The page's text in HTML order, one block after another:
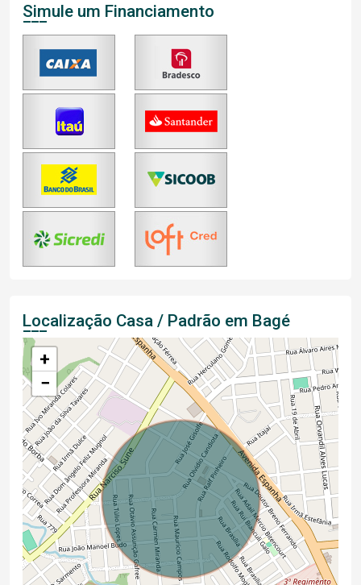
Simule um Financiamento
Localização Casa / Padrão em Bagé
+
−